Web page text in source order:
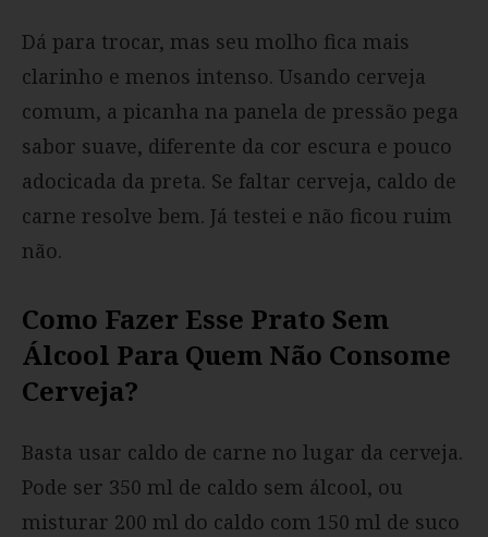
Dá para trocar, mas seu molho fica mais
clarinho e menos intenso. Usando cerveja
comum, a picanha na panela de pressão pega
sabor suave, diferente da cor escura e pouco
adocicada da preta. Se faltar cerveja, caldo de
carne resolve bem. Já testei e não ficou ruim
não.
Como Fazer Esse Prato Sem
Álcool Para Quem Não Consome
Cerveja?
Basta usar caldo de carne no lugar da cerveja.
Pode ser 350 ml de caldo sem álcool, ou
misturar 200 ml do caldo com 150 ml de suco